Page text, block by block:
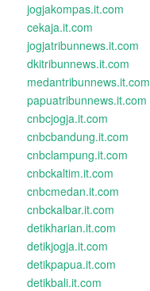
jogjakompas.it.com
cekaja.it.com
jogjatribunnews.it.com
dkitribunnews.it.com
medantribunnews.it.com
papuatribunnews.it.com
cnbcjogja.it.com
cnbcbandung.it.com
cnbclampung.it.com
cnbckaltim.it.com
cnbcmedan.it.com
cnbckalbar.it.com
detikharian.it.com
detikjogja.it.com
detikpapua.it.com
detikbali.it.com